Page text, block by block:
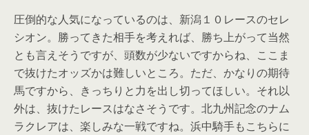
圧倒的な人気になっているのは、新潟１０レースのセレ
シオン。勝ってきた相手を考えれば、勝ち上がって当然
とも言えそうですが、頭数が少ないですからね、ここま
で抜けたオッズかは難しいところ。ただ、かなりの期待
馬ですから、きっちりと力を出し切ってほしい。それ以
外は、抜けたレースはなさそうです。北九州記念のナム
ラクレアは、楽しみな一戦ですね。浜中騎手もこちらに